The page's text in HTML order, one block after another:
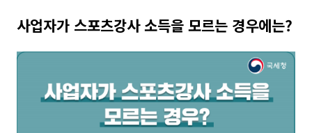
사업자가 스포츠강사 소득을 모르는 경우에는?